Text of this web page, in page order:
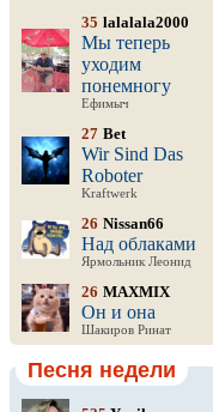
35 lalalala2000
Мы теперь
уходим
понемногу
Ефимыч
27 Bet
Wir Sind Das
Roboter
Kraftwerk
26 Nissan66
Над облаками
Ярмольник Леонид
26 MAXMIX
Он и она
Шакиров Ринат
Песня недели